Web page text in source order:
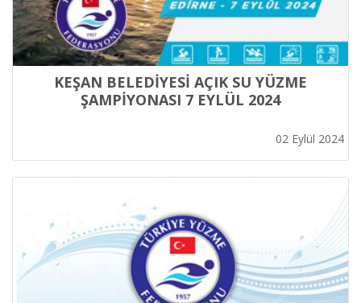
KEŞAN BELEDİYESİ AÇIK SU YÜZME
ŞAMPİYONASI 7 EYLÜL 2024
02 Eylül 2024